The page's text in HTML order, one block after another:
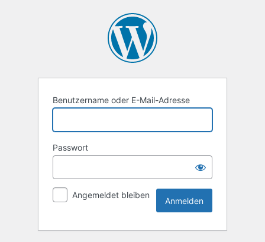
Benutzername oder E-Mail-Adresse
Passwort
Angemeldet bleiben